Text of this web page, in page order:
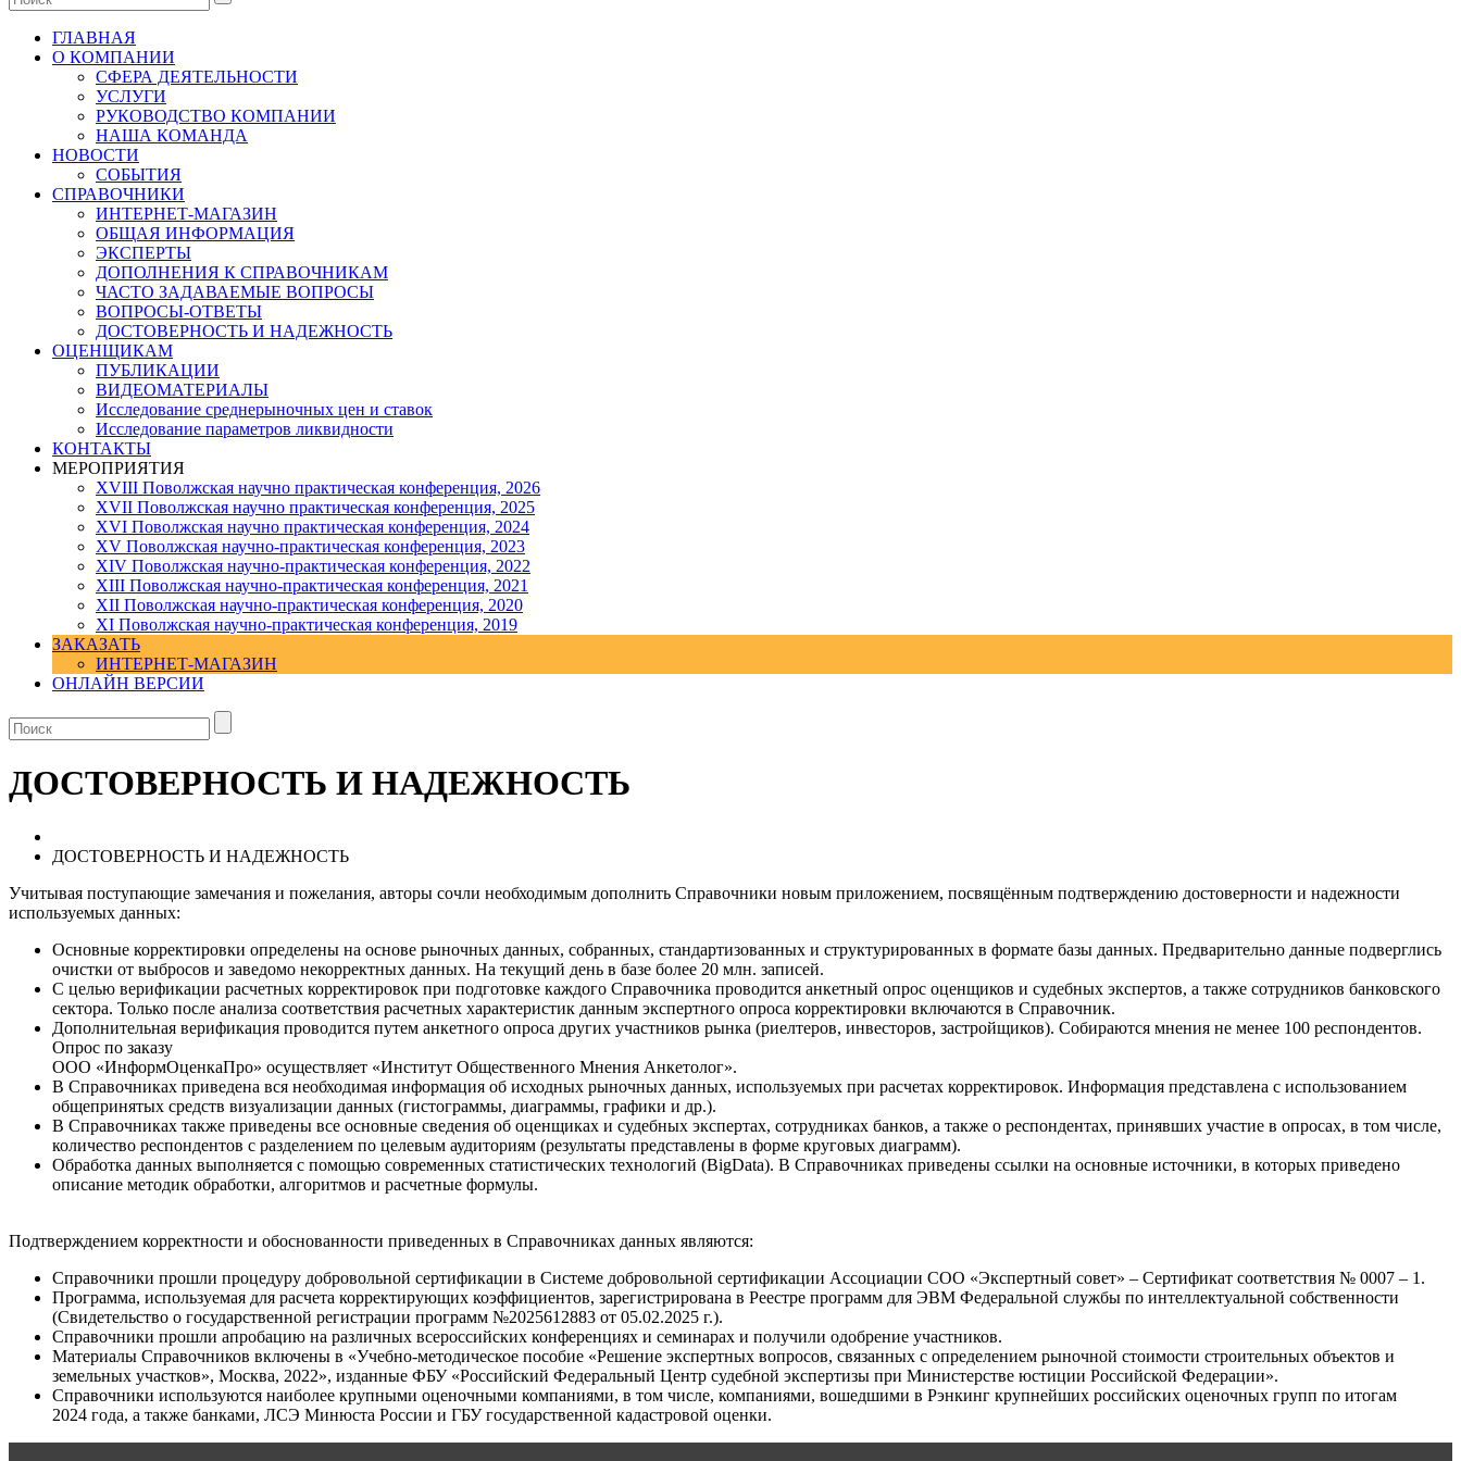
ГЛАВНАЯ
О КОМПАНИИ
СФЕРА ДЕЯТЕЛЬНОСТИ
УСЛУГИ
РУКОВОДСТВО КОМПАНИИ
НАША КОМАНДА
НОВОСТИ
СОБЫТИЯ
СПРАВОЧНИКИ
ИНТЕРНЕТ-МАГАЗИН
ОБЩАЯ ИНФОРМАЦИЯ
ЭКСПЕРТЫ
ДОПОЛНЕНИЯ К СПРАВОЧНИКАМ
ЧАСТО ЗАДАВАЕМЫЕ ВОПРОСЫ
ВОПРОСЫ-ОТВЕТЫ
ДОСТОВЕРНОСТЬ И НАДЕЖНОСТЬ
ОЦЕНЩИКАМ
ПУБЛИКАЦИИ
ВИДЕОМАТЕРИАЛЫ
Исследование среднерыночных цен и ставок
Исследование параметров ликвидности
КОНТАКТЫ
МЕРОПРИЯТИЯ
XVIII Поволжская научно практическая конференция, 2026
XVII Поволжская научно практическая конференция, 2025
XVI Поволжская научно практическая конференция, 2024
ХV Поволжская научно-практическая конференция, 2023
ХIV Поволжская научно-практическая конференция, 2022
ХIII Поволжская научно-практическая конференция, 2021
ХII Поволжская научно-практическая конференция, 2020
XI Поволжская научно-практическая конференция, 2019
ЗАКАЗАТЬ
ИНТЕРНЕТ-МАГАЗИН
ОНЛАЙН ВЕРСИИ
ДОСТОВЕРНОСТЬ И НАДЕЖНОСТЬ
ДОСТОВЕРНОСТЬ И НАДЕЖНОСТЬ
Учитывая поступающие замечания и пожелания, авторы сочли необходимым дополнить Справочники новым приложением, посвящённым подтверждению достоверности и надежности
используемых данных:
Основные корректировки определены на основе рыночных данных, собранных, стандартизованных и структурированных в формате базы данных. Предварительно данные подверглись
очистки от выбросов и заведомо некорректных данных. На текущий день в базе более 20 млн. записей.
С целью верификации расчетных корректировок при подготовке каждого Справочника проводится анкетный опрос оценщиков и судебных экспертов, а также сотрудников банковского
сектора. Только после анализа соответствия расчетных характеристик данным экспертного опроса корректировки включаются в Справочник.
Дополнительная верификация проводится путем анкетного опроса других участников рынка (риелтеров, инвесторов, застройщиков). Собираются мнения не менее 100 респондентов.
Опрос по заказу
ООО «ИнформОценкаПро» осуществляет «Институт Общественного Мнения Анкетолог».
В Справочниках приведена вся необходимая информация об исходных рыночных данных, используемых при расчетах корректировок. Информация представлена с использованием
общепринятых средств визуализации данных (гистограммы, диаграммы, графики и др.).
В Справочниках также приведены все основные сведения об оценщиках и судебных экспертах, сотрудниках банков, а также о респондентах, принявших участие в опросах, в том числе,
количество респондентов с разделением по целевым аудиториям (результаты представлены в форме круговых диаграмм).
Обработка данных выполняется с помощью современных статистических технологий (BigData). В Справочниках приведены ссылки на основные источники, в которых приведено
описание методик обработки, алгоритмов и расчетные формулы.
Подтверждением корректности и обоснованности приведенных в Справочниках данных являются:
Справочники прошли процедуру добровольной сертификации в Системе добровольной сертификации Ассоциации СОО «Экспертный совет» – Сертификат соответствия № 0007 – 1.
Программа, используемая для расчета корректирующих коэффициентов, зарегистрирована в Реестре программ для ЭВМ Федеральной службы по интеллектуальной собственности
(Свидетельство о государственной регистрации программ №2025612883 от 05.02.2025 г.).
Справочники прошли апробацию на различных всероссийских конференциях и семинарах и получили одобрение участников.
Материалы Справочников включены в «Учебно-методическое пособие «Решение экспертных вопросов, связанных с определением рыночной стоимости строительных объектов и
земельных участков», Москва, 2022», изданные ФБУ «Российский Федеральный Центр судебной экспертизы при Министерстве юстиции Российской Федерации».
Справочники используются наиболее крупными оценочными компаниями, в том числе, компаниями, вошедшими в Рэнкинг крупнейших российских оценочных групп по итогам
2024 года, а также банками, ЛСЭ Минюста России и ГБУ государственной кадастровой оценки.